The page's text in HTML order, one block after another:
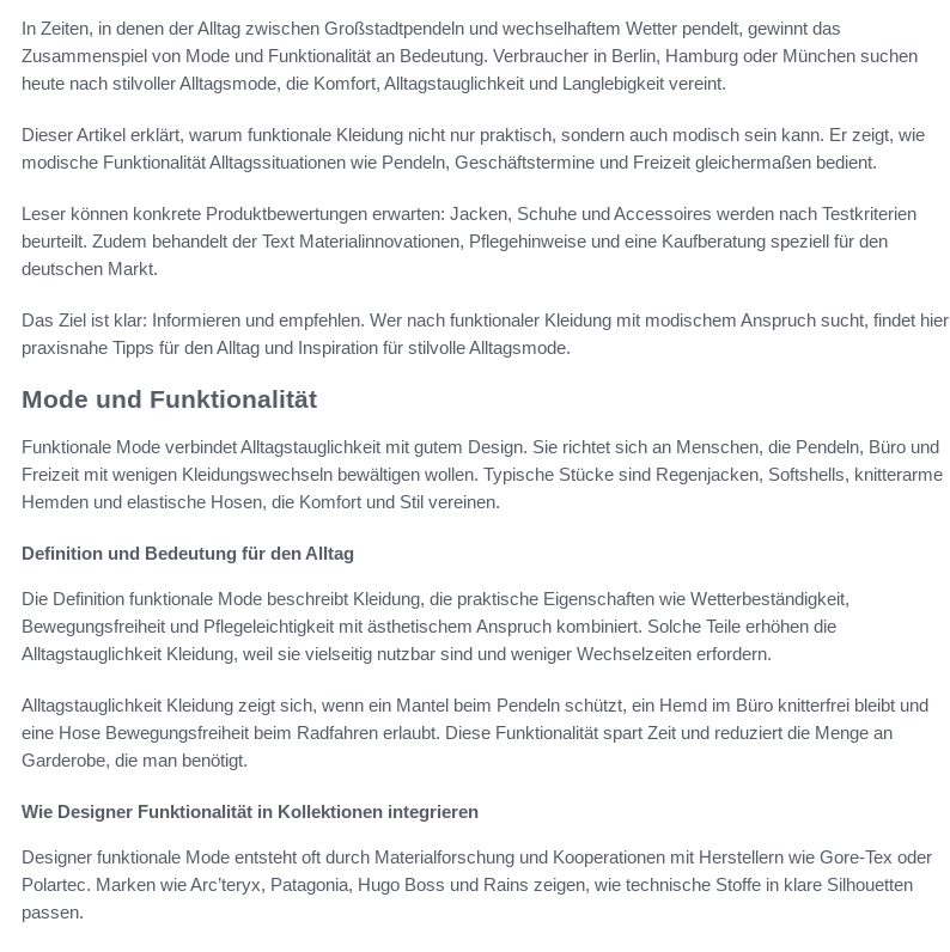
In Zeiten, in denen der Alltag zwischen Großstadtpendeln und wechselhaftem Wetter pendelt, gewinnt das
Zusammenspiel von Mode und Funktionalität an Bedeutung. Verbraucher in Berlin, Hamburg oder München suchen
heute nach stilvoller Alltagsmode, die Komfort, Alltagstauglichkeit und Langlebigkeit vereint.
Dieser Artikel erklärt, warum funktionale Kleidung nicht nur praktisch, sondern auch modisch sein kann. Er zeigt, wie
modische Funktionalität Alltagssituationen wie Pendeln, Geschäftstermine und Freizeit gleichermaßen bedient.
Leser können konkrete Produktbewertungen erwarten: Jacken, Schuhe und Accessoires werden nach Testkriterien
beurteilt. Zudem behandelt der Text Materialinnovationen, Pflegehinweise und eine Kaufberatung speziell für den
deutschen Markt.
Das Ziel ist klar: Informieren und empfehlen. Wer nach funktionaler Kleidung mit modischem Anspruch sucht, findet hier
praxisnahe Tipps für den Alltag und Inspiration für stilvolle Alltagsmode.
Mode und Funktionalität
Funktionale Mode verbindet Alltagstauglichkeit mit gutem Design. Sie richtet sich an Menschen, die Pendeln, Büro und
Freizeit mit wenigen Kleidungswechseln bewältigen wollen. Typische Stücke sind Regenjacken, Softshells, knitterarme
Hemden und elastische Hosen, die Komfort und Stil vereinen.
Definition und Bedeutung für den Alltag
Die Definition funktionale Mode beschreibt Kleidung, die praktische Eigenschaften wie Wetterbeständigkeit,
Bewegungsfreiheit und Pflegeleichtigkeit mit ästhetischem Anspruch kombiniert. Solche Teile erhöhen die
Alltagstauglichkeit Kleidung, weil sie vielseitig nutzbar sind und weniger Wechselzeiten erfordern.
Alltagstauglichkeit Kleidung zeigt sich, wenn ein Mantel beim Pendeln schützt, ein Hemd im Büro knitterfrei bleibt und
eine Hose Bewegungsfreiheit beim Radfahren erlaubt. Diese Funktionalität spart Zeit und reduziert die Menge an
Garderobe, die man benötigt.
Wie Designer Funktionalität in Kollektionen integrieren
Designer funktionale Mode entsteht oft durch Materialforschung und Kooperationen mit Herstellern wie Gore-Tex oder
Polartec. Marken wie Arc’teryx, Patagonia, Hugo Boss und Rains zeigen, wie technische Stoffe in klare Silhouetten
passen.